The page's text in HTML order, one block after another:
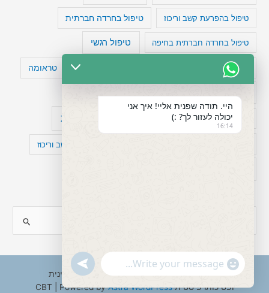
טיפול בהפרעת קשב וריכוז טיפול בחרדה חברתית
טיפול בחרדה חברתית בחיפה טיפול רגשי
טיפול תרופתי להפרעת קשב טעויות חשיבה טראומה
מפורסמים עם הפרעת קשב עיצות
קומורבידיות להפרעת קשב וריכוז
a
c
Copyright © 2026 ענבל טננבאום - עו"ס קלינית
ופסיכותרפיסטית CBT | Powered byAstra WordPress
היי. תודה שפנית אליי! איך אני
יכולה לעזור לך? :)
16:14
"+chaty_settings.lang.emoji_picker+"
WhatsApp
undefined